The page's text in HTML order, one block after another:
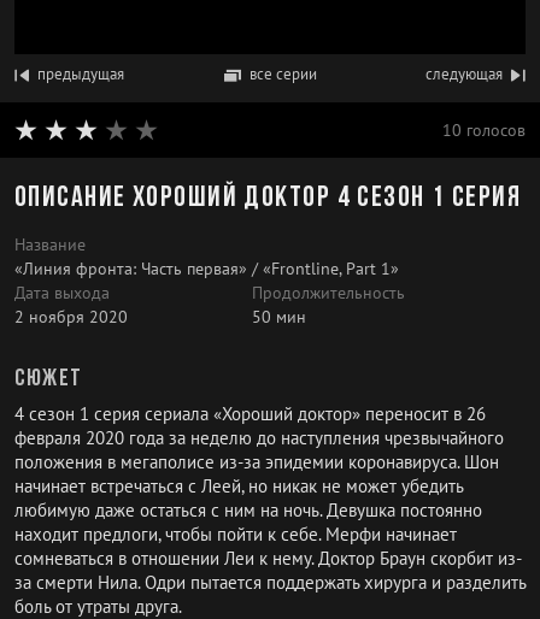
предыдущая все серии следующая
10 голосов
Описание Хороший доктор 4 сезон 1 серия
Название
«Линия фронта: Часть первая» / «Frontline, Part 1»
Дата выхода
2 ноября 2020
Продолжительность
50 мин
Сюжет
4 сезон 1 серия сериала «Хороший доктор» переносит в 26
февраля 2020 года за неделю до наступления чрезвычайного
положения в мегаполисе из-за эпидемии коронавируса. Шон
начинает встречаться с Леей, но никак не может убедить
любимую даже остаться с ним на ночь. Девушка постоянно
находит предлоги, чтобы пойти к себе. Мерфи начинает
сомневаться в отношении Леи к нему. Доктор Браун скорбит из-
за смерти Нила. Одри пытается поддержать хирурга и разделить
боль от утраты друга.